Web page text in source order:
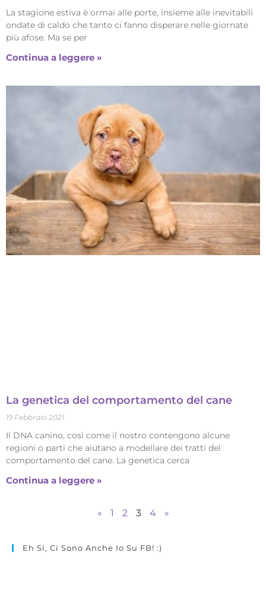
La stagione estiva è ormai alle porte, insieme alle inevitabili
ondate di caldo che tanto ci fanno disperare nelle giornate
più afose. Ma se per
Continua a leggere »
La genetica del comportamento del cane
19 Febbraio 2021
Il DNA canino, così come il nostro contengono alcune
regioni o parti che aiutano a modellare dei tratti del
comportamento del cane. La genetica cerca
Continua a leggere »
« 1 2 3 4 »
Eh Si, Ci Sono Anche Io Su FB! :)